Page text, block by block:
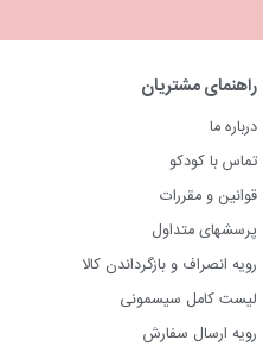
راهنمای مشتریان
درباره ما
تماس با کودکو
قوانین و مقررات
پرسشهای متداول
رویه انصراف و بازگرداندن کالا
لیست کامل سیسمونی
رویه ارسال سفارش